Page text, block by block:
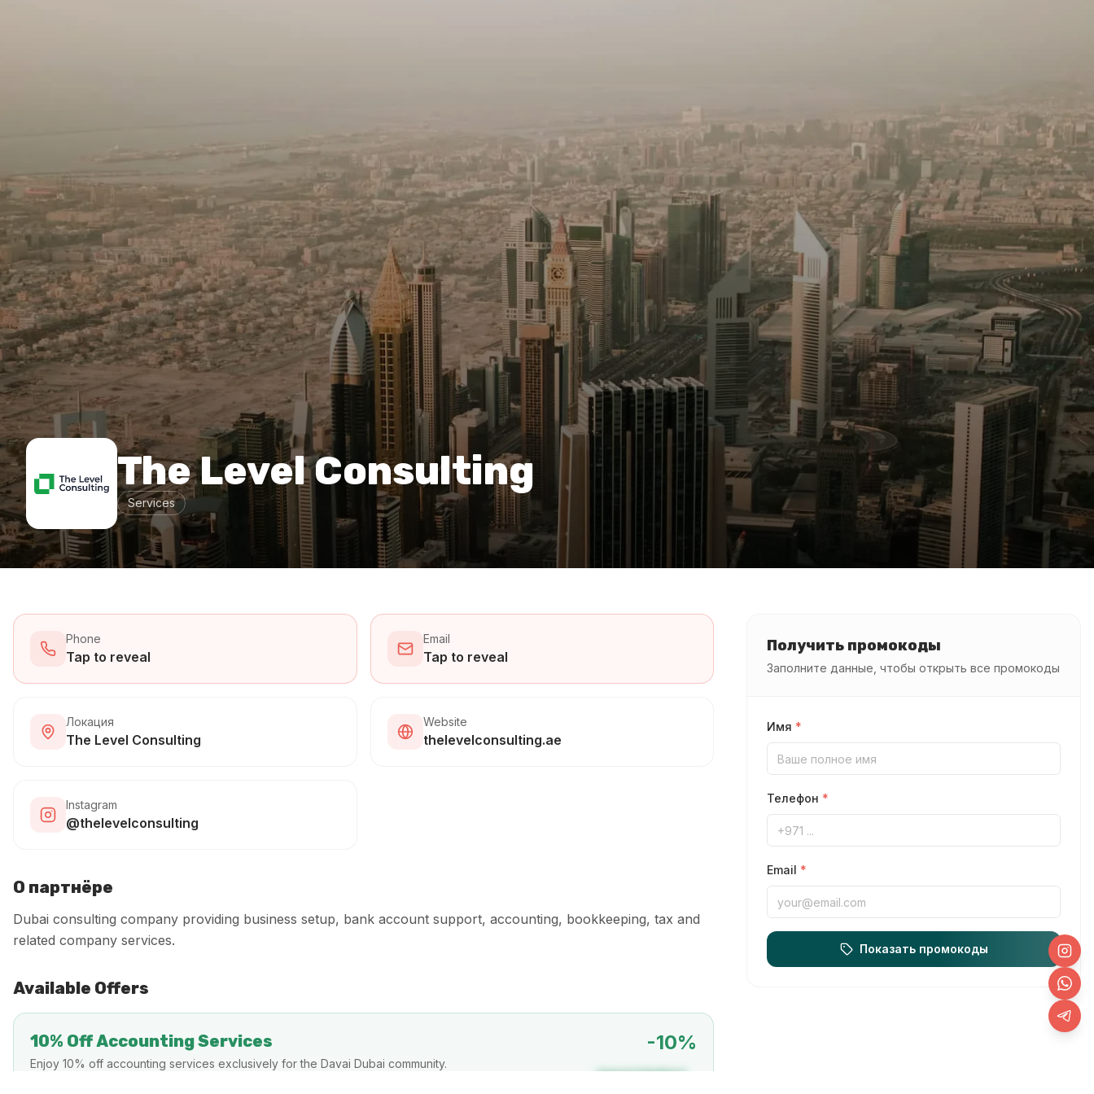
The Level Consulting
Services
Phone
Tap to reveal
Email
Tap to reveal
Локация
The Level Consulting
Website
thelevelconsulting.ae
Instagram
@thelevelconsulting
О партнёре
Dubai consulting company providing business setup, bank account support, accounting, bookkeeping, tax and
related company services.
Available Offers
10% Off Accounting Services
Enjoy 10% off accounting services exclusively for the Davai Dubai community.
-10%
DAVAIDUBAI
Получить промокоды
Заполните данные, чтобы открыть все промокоды
Имя *
Телефон *
Email *
Показать промокоды